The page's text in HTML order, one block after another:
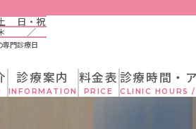
日・祝
／
専門診療日
CLINIC HOURS / ACCESS
診療案内
INFORMATION
料金表
PRICE
診療時間・
CLINIC HOURS /